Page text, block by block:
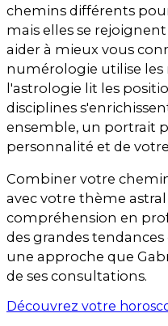
chemins différents
mais elles se
aider à mieux vous
numérologie utilise
l'astrologie lit les
disciplines
ensemble, un portrait
personnalité et de
Combiner votre
avec votre thème
compréhension en
des grandes
une approche que
de ses consultations.
Découvrez votre